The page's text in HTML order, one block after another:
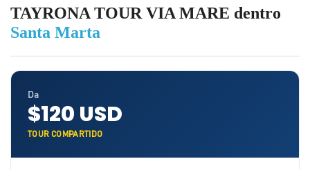
TAYRONA TOUR VIA MARE dentro
Santa Marta
Da
$120 USD
TOUR COMPARTIDO